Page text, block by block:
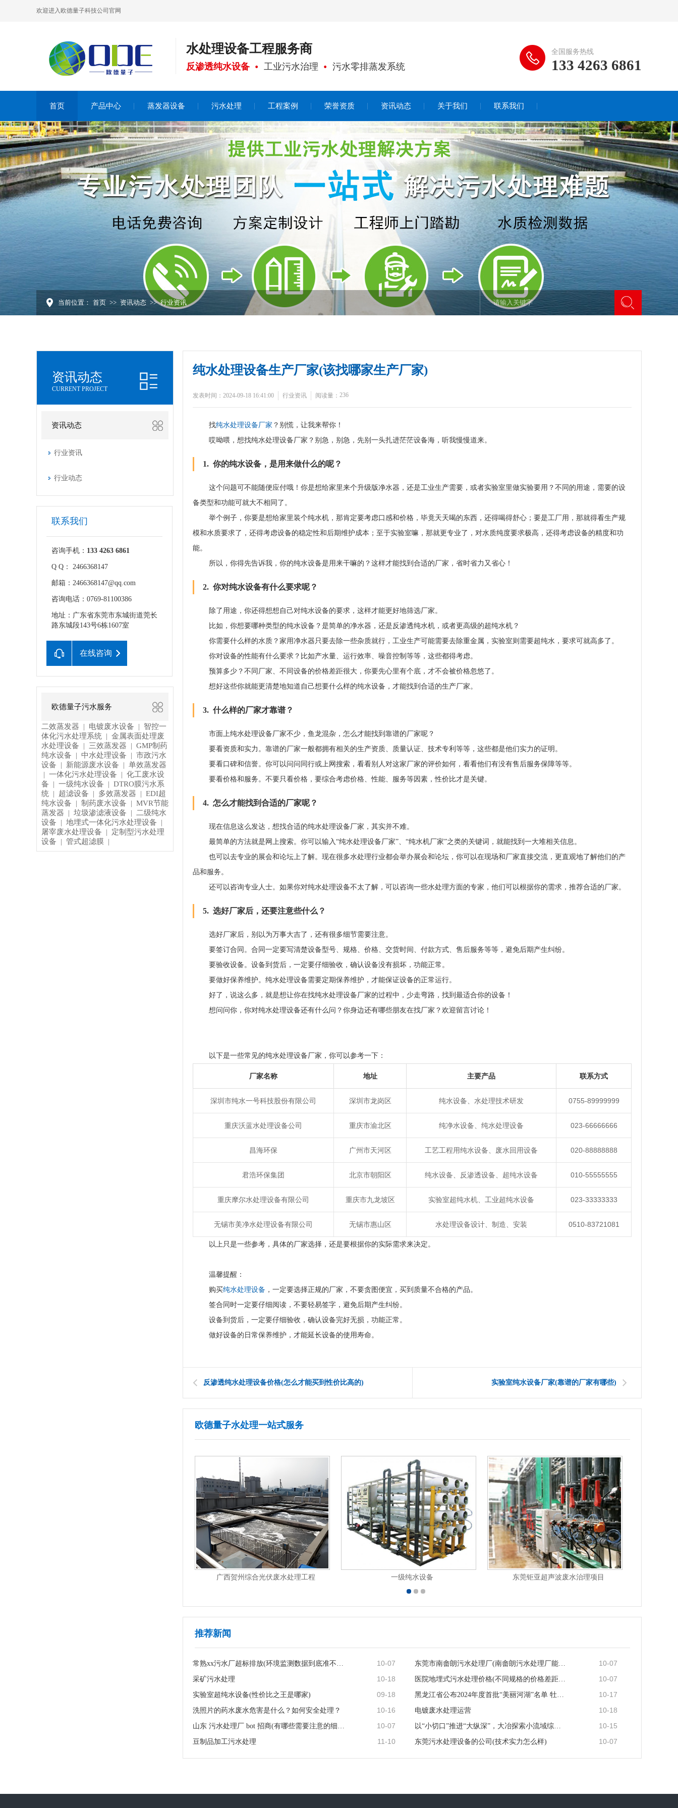
欢迎进入欧德量子科技公司官网
水处理设备工程服务商
反渗透纯水设备 工业污水治理 污水零排蒸发系统
全国服务热线
133 4263 6861
首页 产品中心 蒸发器设备 污水处理 工程案例 荣誉资质 资讯动态 关于我们 联系我们
当前位置： 首页 >> 资讯动态 >> 行业资讯
资讯动态
CURRENT PROJECT
资讯动态
行业资讯
行业动态
联系我们
咨询手机： 133 4263 6861
Q Q： 2466368147
邮箱：2466368147@qq.com
咨询电话：0769-81100386
地址：广东省东莞市东城街道莞长
路东城段143号6栋1607室
在线咨询
欧德量子污水服务
二效蒸发器 电镀废水设备
智控一
体化污水处理系统
金属表面处理废
水处理设备
三效蒸发器
GMP制药
纯水设备
中水处理设备
市政污水
设备
新能源废水设备 单效蒸发器
一体化污水处理设备
化工废水设
备
一级纯水设备
DTRO膜污水系
统
超滤设备 多效蒸发器
EDI超
纯水设备
制药废水设备
MVR节能
蒸发器
垃圾渗滤液设备
二级纯水
设备
地埋式一体化污水处理设备
屠宰废水处理设备
定制型污水处理
设备
管式超滤膜
纯水处理设备生产厂家(该找哪家生产厂家)
发表时间：2024-09-18 16:41:00 行业资讯 阅读量： 236
找纯水处理设备厂家 ？别慌，让我来帮你！
哎呦喂，想找纯水处理设备厂家？别急，别急，先别一头扎进茫茫设备海，听我慢慢道来。
1. 你的纯水设备，是用来做什么的呢？
这个问题可不能随便应付哦！你是想给家里来个升级版净水器，还是工业生产需要，或者实验室里做实验要用？不同的用途，需要的设
备类型和功能可就大不相同了。
举个例子，你要是想给家里装个纯水机，那肯定要考虑口感和价格，毕竟天天喝的东西，还得喝得舒心；要是工厂用，那就得看生产规
模和水质要求了，还得考虑设备的稳定性和后期维护成本；至于实验室嘛，那就更专业了，对水质纯度要求极高，还得考虑设备的精度和功
能。
所以，你得先告诉我，你的纯水设备是用来干嘛的？这样才能找到合适的厂家，省时省力又省心！
2. 你对纯水设备有什么要求呢？
除了用途，你还得想想自己对纯水设备的要求，这样才能更好地筛选厂家。
比如，你想要哪种类型的纯水设备？是简单的净水器，还是反渗透纯水机，或者更高级的超纯水机？
你需要什么样的水质？家用净水器只要去除一些杂质就行，工业生产可能需要去除重金属，实验室则需要超纯水，要求可就高多了。
你对设备的性能有什么要求？比如产水量、运行效率、噪音控制等等，这些都得考虑。
预算多少？不同厂家、不同设备的价格差距很大，你要先心里有个底，才不会被价格忽悠了。
想好这些你就能更清楚地知道自己想要什么样的纯水设备，才能找到合适的生产厂家。
3. 什么样的厂家才靠谱？
市面上纯水处理设备厂家不少，鱼龙混杂，怎么才能找到靠谱的厂家呢？
要看资质和实力。靠谱的厂家一般都拥有相关的生产资质、质量认证、技术专利等等，这些都是他们实力的证明。
要看口碑和信誉。你可以问问同行或上网搜索，看看别人对这家厂家的评价如何，看看他们有没有售后服务保障等等。
要看价格和服务。不要只看价格，要综合考虑价格、性能、服务等因素，性价比才是关键。
4. 怎么才能找到合适的厂家呢？
现在信息这么发达，想找合适的纯水处理设备厂家，其实并不难。
最简单的方法就是网上搜索。你可以输入“纯水处理设备厂家”、“纯水机厂家”之类的关键词，就能找到一大堆相关信息。
也可以去专业的展会和论坛上了解。现在很多水处理行业都会举办展会和论坛，你可以在现场和厂家直接交流，更直观地了解他们的产
品和服务。
还可以咨询专业人士。如果你对纯水处理设备不太了解，可以咨询一些水处理方面的专家，他们可以根据你的需求，推荐合适的厂家。
5. 选好厂家后，还要注意些什么？
选好厂家后，别以为万事大吉了，还有很多细节需要注意。
要签订合同。合同一定要写清楚设备型号、规格、价格、交货时间、付款方式、售后服务等等，避免后期产生纠纷。
要验收设备。设备到货后，一定要仔细验收，确认设备没有损坏，功能正常。
要做好保养维护。纯水处理设备需要定期保养维护，才能保证设备的正常运行。
好了，说这么多，就是想让你在找纯水处理设备厂家的过程中，少走弯路，找到最适合你的设备！
想问问你，你对纯水处理设备还有什么问？你身边还有哪些朋友在找厂家？欢迎留言讨论！
以下是一些常见的纯水处理设备厂家，你可以参考一下：
厂家名称 地址 主要产品 联系方式
深圳市纯水一号科技股份有限公司 深圳市龙岗区 纯水设备、水处理技术研发 0755-89999999
重庆沃蓝水处理设备公司 重庆市渝北区 纯净水设备、纯水处理设备 023-66666666
昌海环保 广州市天河区 工艺工程用纯水设备、废水回用设备 020-88888888
君浩环保集团 北京市朝阳区 纯水设备、反渗透设备、超纯水设备 010-55555555
重庆摩尔水处理设备有限公司 重庆市九龙坡区 实验室超纯水机、工业超纯水设备 023-33333333
无锡市美净水处理设备有限公司 无锡市惠山区 水处理设备设计、制造、安装 0510-83721081
以上只是一些参考，具体的厂家选择，还是要根据你的实际需求来决定。
温馨提醒：
购买纯水处理设备 ，一定要选择正规的厂家，不要贪图便宜，买到质量不合格的产品。
签合同时一定要仔细阅读，不要轻易签字，避免后期产生纠纷。
设备到货后，一定要仔细验收，确认设备完好无损，功能正常。
做好设备的日常保养维护，才能延长设备的使用寿命。
反渗透纯水处理设备价格(怎么才能买到性价比高的) 实验室纯水设备厂家(靠谱的厂家有哪些)
欧德量子水处理一站式服务
河北石家庄展耀喷涂废水处理工程 东莞市宏泰化工中水回用项目 DTRO膜污水系统
推荐新闻
常熟xx污水厂超标排放(环境监测数据到底准不准) 10-07 东莞市南畲朗污水处理厂(南畲朗污水处理厂能负荷吗) 10-07
采矿污水处理 10-18 医院地埋式污水处理价格(不同规格的价格差距大吗) 10-07
实验室超纯水设备(性价比之王是哪家) 09-18 黑龙江省公布2024年度首批“美丽河湖”名单 牡丹江镜泊··· 10-17
洗照片的药水废水危害是什么？如何安全处理？ 10-16 电镀废水处理运营 10-18
山东 污水处理厂 bot 招商(有哪些需要注意的细节) 10-07 以“小切口”推进“大纵深”，大冶探索小流域综合治理新··· 10-15
豆制品加工污水处理 11-10 东莞污水处理设备的公司(技术实力怎么样) 10-07